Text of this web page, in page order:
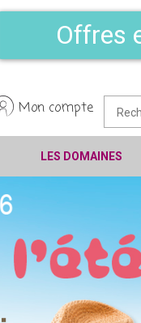
Offres
Mon compte
LES DOMAINES